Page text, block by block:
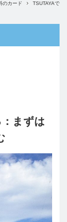
のカード
TSUTAYAで
まずは